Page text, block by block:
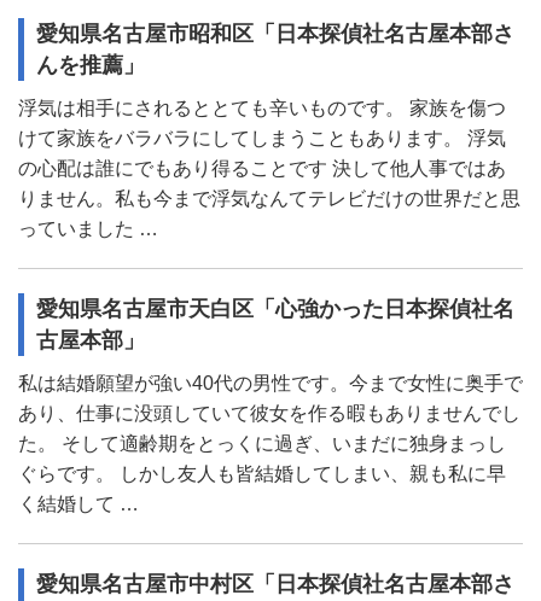
愛知県名古屋市昭和区「日本探偵社名古屋本部さ
んを推薦」
浮気は相手にされるととても辛いものです。 家族を傷つ
けて家族をバラバラにしてしまうこともあります。 浮気
の心配は誰にでもあり得ることです 決して他人事ではあ
りません。私も今まで浮気なんてテレビだけの世界だと思
っていました …
愛知県名古屋市天白区「心強かった日本探偵社名
古屋本部」
私は結婚願望が強い40代の男性です。今まで女性に奥手で
あり、仕事に没頭していて彼女を作る暇もありませんでし
た。 そして適齢期をとっくに過ぎ、いまだに独身まっし
ぐらです。 しかし友人も皆結婚してしまい、親も私に早
く結婚して …
愛知県名古屋市中村区「日本探偵社名古屋本部さ